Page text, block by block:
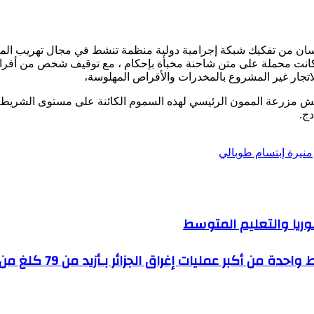
من تفكيك شبكة إجرامية دولية منظمة تنشط في مجال تهريب
محملة على متن شاحنة مخبأة بإحكام ، مع توقيف شخص من أفراد
غير المشروع بالمخدرات والأقراص المهلوسة،
مزرعة الممون الرئيسي لهذه السموم الكائنة على مستوى
منيرة إبتسام طوبالي
والتعليم المتوسط